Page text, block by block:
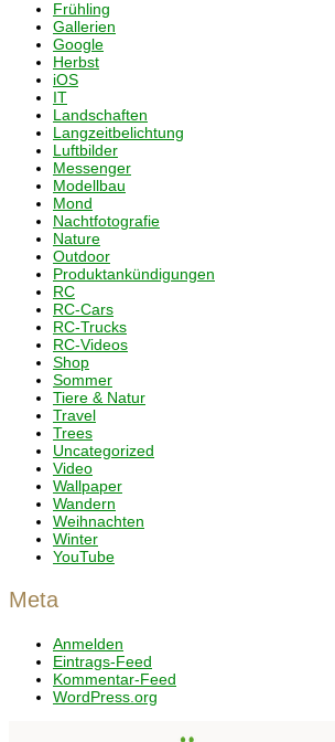
Frühling
Gallerien
Google
Herbst
iOS
IT
Landschaften
Langzeitbelichtung
Luftbilder
Messenger
Modellbau
Mond
Nachtfotografie
Nature
Outdoor
Produktankündigungen
RC
RC-Cars
RC-Trucks
RC-Videos
Shop
Sommer
Tiere & Natur
Travel
Trees
Uncategorized
Video
Wallpaper
Wandern
Weihnachten
Winter
YouTube
Meta
Anmelden
Eintrags-Feed
Kommentar-Feed
WordPress.org